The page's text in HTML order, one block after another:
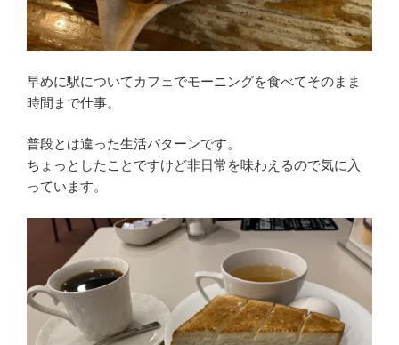
早めに駅についてカフェでモーニングを食べてそのまま
時間まで仕事。
普段とは違った生活パターンです。
ちょっとしたことですけど非日常を味わえるので気に入
っています。